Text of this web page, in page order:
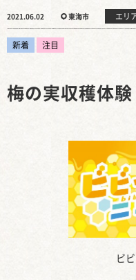
2021.06.02 東海市 エリ
新着 注目
ビ
梅の実収穫体験